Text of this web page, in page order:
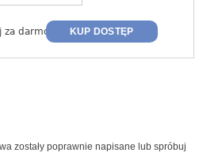
za darmo KUP DOSTĘP
zostały poprawnie napisane lub spróbuj